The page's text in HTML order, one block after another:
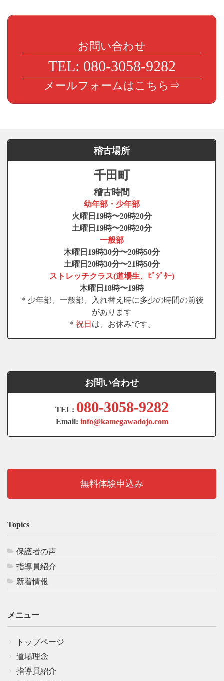
お問い合わせ
TEL: 080-3058-9282
メールフォームはこちら⇒
稽古場所
千田町
稽古時間
幼年部・少年部
火曜日19時〜20時20分
土曜日19時〜20時20分
一般部
木曜日19時30分〜20時50分
土曜日20時30分〜21時50分
ストレッチクラス(道場生、ﾋﾞｼﾞﾀｰ)
木曜日18時〜19時
＊少年部、一般部、入れ替え時に多少の時間の前後
があります
＊ 祝日 は、お休みです。
お問い合わせ
TEL: 080-3058-9282
Email: info@kamegawadojo.com
無料体験申込み
Topics
保護者の声
指導員紹介
新着情報
メニュー
トップページ
道場理念
指導員紹介